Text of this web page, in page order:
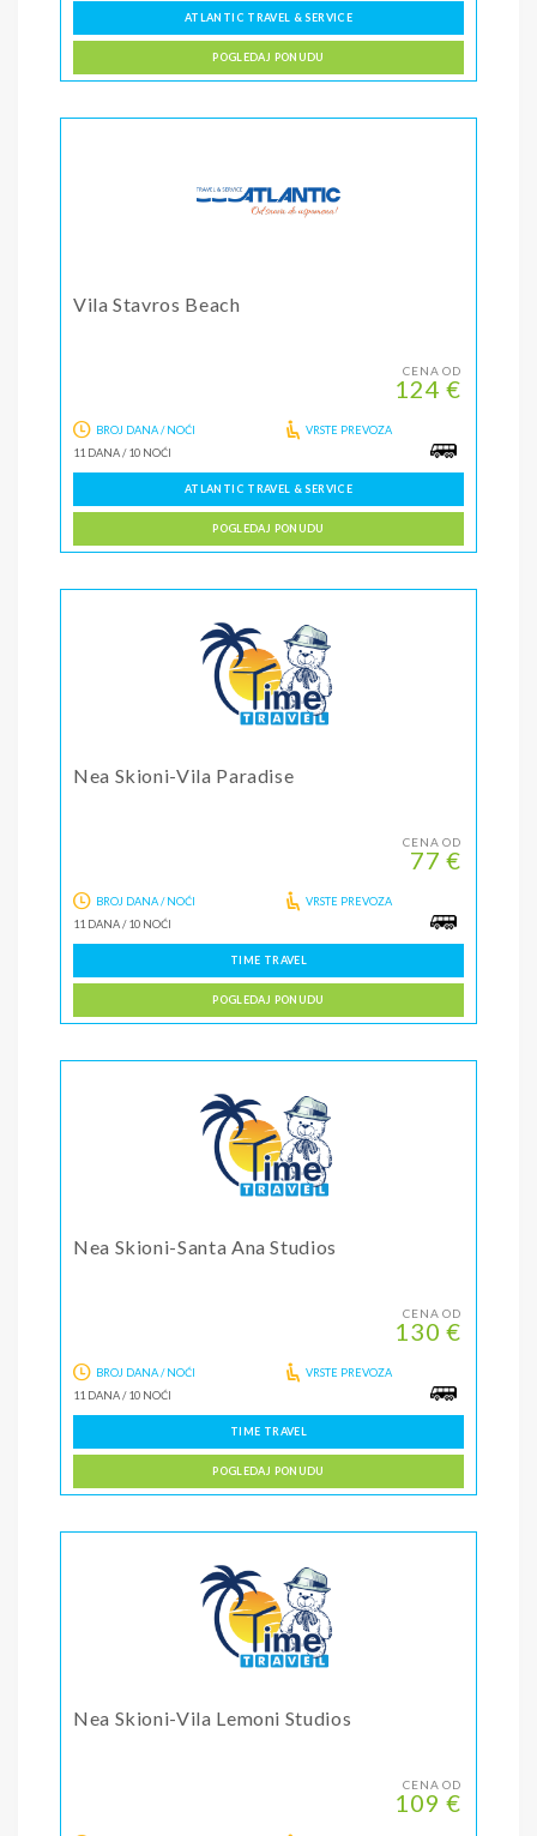
ATLANTIC TRAVEL & SERVICE
POGLEDAJ PONUDU
Vila Stavros Beach
CENA OD
124 €
BROJ DANA / NOĆI
11 DANA/10 NOĆI
VRSTE PREVOZA
ATLANTIC TRAVEL & SERVICE
POGLEDAJ PONUDU
Nea Skioni-Vila Paradise
CENA OD
77 €
BROJ DANA / NOĆI
11 DANA/10 NOĆI
VRSTE PREVOZA
TIME TRAVEL
POGLEDAJ PONUDU
Nea Skioni-Santa Ana Studios
CENA OD
130 €
BROJ DANA / NOĆI
11 DANA/10 NOĆI
VRSTE PREVOZA
TIME TRAVEL
POGLEDAJ PONUDU
Nea Skioni-Vila Lemoni Studios
CENA OD
109 €